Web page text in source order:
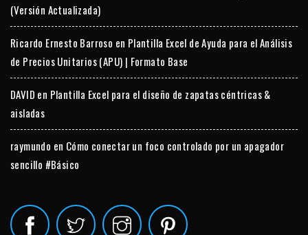
(Versión Actualizada)
Ricardo Ernesto Barroso en Plantilla Excel de Ayuda para el Análisis
de Precios Unitarios (APU) | Formato Base
DAVID en Plantilla Excel para el diseño de zapatas céntricas &
aisladas
raymundo en Cómo conectar un foco controlado por un apagador
sencillo #Básico